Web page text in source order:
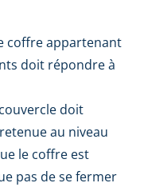
coffre appartenant
doit répondre à
doit
au niveau
le coffre est
pas de se fermer